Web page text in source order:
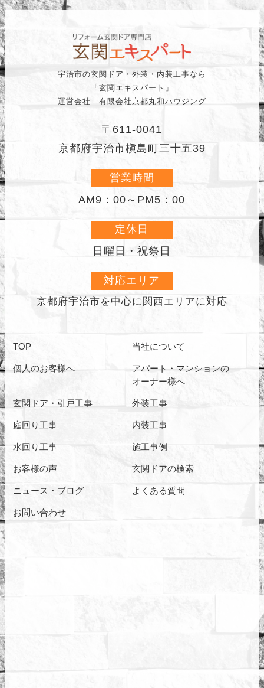
宇治市の玄関ドア・外装・内装工事なら
「玄関エキスパート」
運営会社 有限会社京都丸和ハウジング
〒611-0041
京都府宇治市槇島町三十五39
営業時間
AM9：00～PM5：00
定休日
日曜日・祝祭日
対応エリア
京都府宇治市を中心に関西エリアに対応
TOP 当社について
個人のお客様へ
アパート・マンションの
オーナー様へ
玄関ドア・引戸工事 外装工事
庭回り工事 内装工事
水回り工事 施工事例
お客様の声 玄関ドアの検索
ニュース・ブログ よくある質問
お問い合わせ